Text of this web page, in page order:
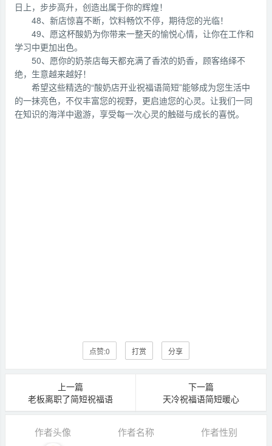
日上，步步高升，创造出属于你的辉煌！
48、新店惊喜不断，饮料畅饮不停，期待您的光临！
49、愿这杯酸奶为你带来一整天的愉悦心情，让你在工作和
学习中更加出色。
50、愿你的奶茶店每天都充满了香浓的奶香，顾客络绎不
绝，生意越来越好！
希望这些精选的“酸奶店开业祝福语简短”能够成为您生活中
的一抹亮色，不仅丰富您的视野，更启迪您的心灵。让我们一同
在知识的海洋中遨游，享受每一次心灵的触碰与成长的喜悦。
点赞:0 打赏 分享
上一篇
老板离职了简短祝福语
下一篇
天冷祝福语简短暖心
作者头像 作者名称 作者性别